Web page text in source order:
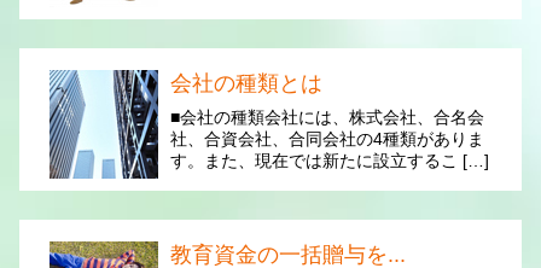
会社の種類とは
■会社の種類会社には、株式会社、合名会
社、合資会社、合同会社の4種類がありま
す。また、現在では新たに設立するこ […]
教育資金の一括贈与を...